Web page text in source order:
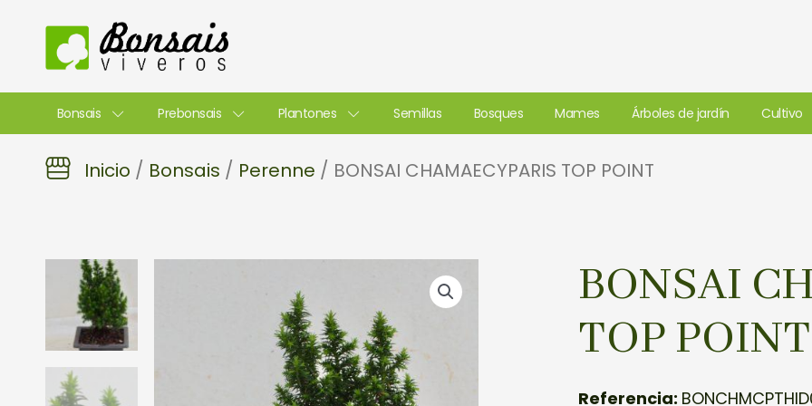
contenido
Bonsais Prebonsais Plantones Semillas Bosques Mames Árboles de jardín Cultivo
Inicio / Bonsais / Perenne / BONSAI CHAMAECYPARIS TOP POINT
BONSAI
TOP POINT
Referencia: